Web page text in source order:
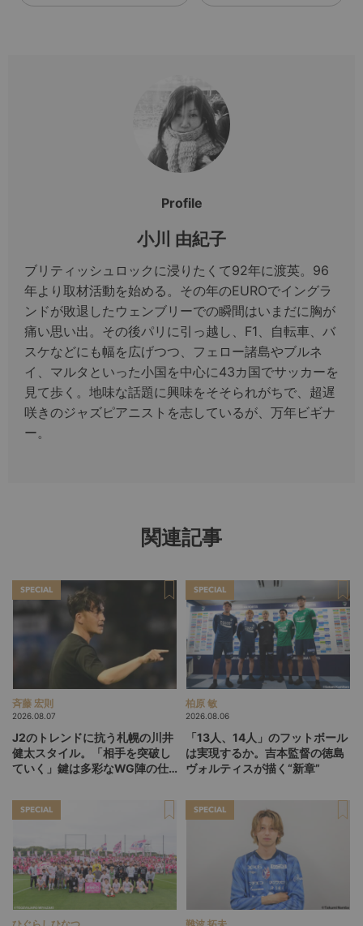
Profile
小川 由紀子
ブリティッシュロックに浸りたくて92年に渡英。96
年より取材活動を始める。その年のEUROでイングラ
ンドが敗退したウェンブリーでの瞬間はいまだに胸が
痛い思い出。その後パリに引っ越し、F1、自転車、バ
スケなどにも幅を広げつつ、フェロー諸島やブルネ
イ、マルタといった小国を中心に43カ国でサッカーを
見て歩く。地味な話題に興味をそそられがちで、超遅
咲きのジャズピアニストを志しているが、万年ビギナ
ー。
関連記事
SPECIAL
斉藤 宏則
2026.08.07
J2のトレンドに抗う札幌の川井
健太スタイル。「相手を突破し
ていく」鍵は多彩なWG陣の仕
SPECIAL
柏原 敏
2026.08.06
「13人、14人」のフットボール
は実現するか。吉本監督の徳島
ヴォルティスが描く“新章”
SPECIAL SPECIAL